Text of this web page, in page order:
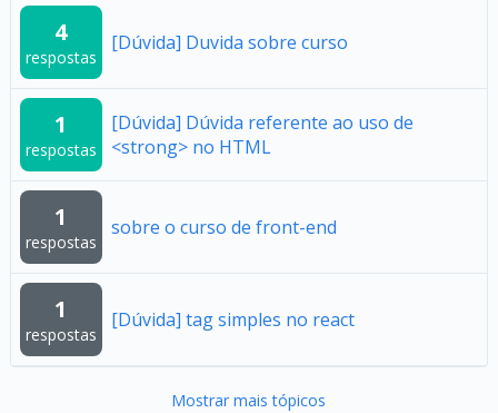
4
respostas
[Dúvida] Duvida sobre curso
1
respostas
[Dúvida] Dúvida referente ao uso de
<strong> no HTML
1
respostas
sobre o curso de front-end
1
respostas
[Dúvida] tag simples no react
Mostrar mais tópicos